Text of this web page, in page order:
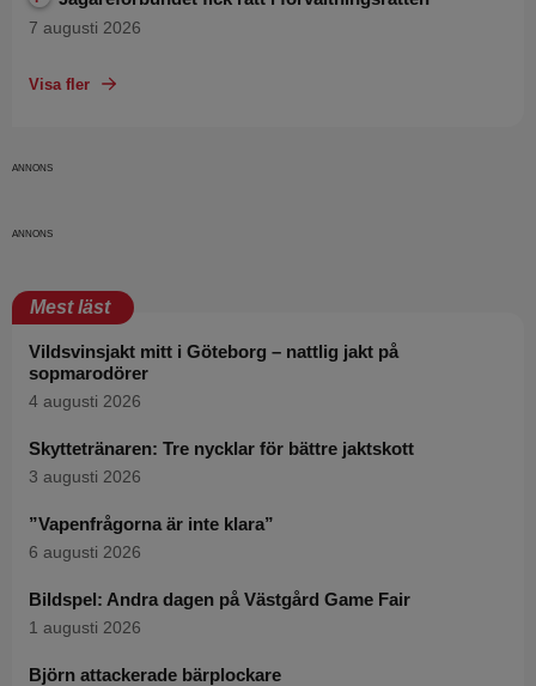
7 augusti 2026
Visa fler
Mest läst
Vildsvinsjakt mitt i Göteborg – nattlig jakt på
sopmarodörer
4 augusti 2026
Skyttetränaren: Tre nycklar för bättre jaktskott
3 augusti 2026
”Vapenfrågorna är inte klara”
6 augusti 2026
Bildspel: Andra dagen på Västgård Game Fair
1 augusti 2026
Björn attackerade bärplockare